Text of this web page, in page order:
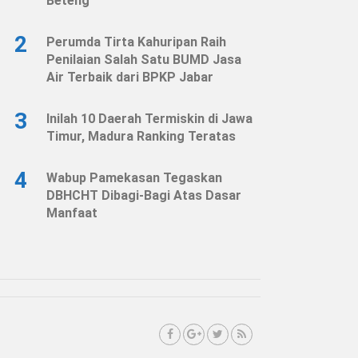
2
Perumda Tirta Kahuripan Raih
Penilaian Salah Satu BUMD Jasa
Air Terbaik dari BPKP Jabar
3
Inilah 10 Daerah Termiskin di Jawa
Timur, Madura Ranking Teratas
4
Wabup Pamekasan Tegaskan
DBHCHT Dibagi-Bagi Atas Dasar
Manfaat